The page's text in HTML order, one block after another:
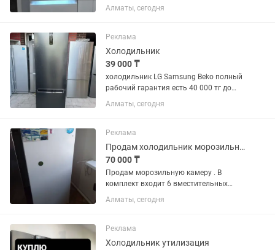
Алматы, сегодня
Реклама
Холодильник
39 000 ₸
холодильник LG Samsung Beko полный
рабочий гарантия есть 40 000 тг до
150 000 тг много сразу
Алматы, сегодня
Реклама
Продам холодильник морозильник
70 000 ₸
Продам морозильную камеру . В
комплект входит 6 вместительных
пластиковых контейнеров.
Температура охлаждения и заморозки
Алматы, сегодня
Реклама
Холодильник утилизация